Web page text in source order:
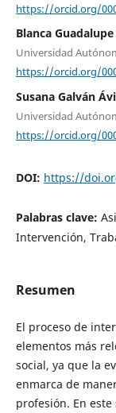
https://orcid.org/
Blanca
Universidad
https://orcid.org/
Susana Galván
Universidad
https://orcid.org/
DOI: https://
Palabras clave:
Intervención,
Resumen
El proceso de
elementos más
social, ya que la
enmarca de
profesión. En